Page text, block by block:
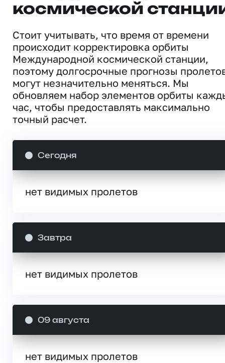
космической
Стоит учитывать, что время от времени
происходит корректировка орбиты
Международной космической станции,
поэтому долгосрочные прогнозы
могут незначительно меняться. Мы
обновляем набор элементов орбиты
час, чтобы предоставлять максимально
точный расчет.
Сегодня
нет видимых пролетов
Завтра
нет видимых пролетов
09 августа
нет видимых пролетов